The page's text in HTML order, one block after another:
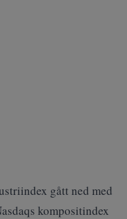
gått ned med
kompositindex